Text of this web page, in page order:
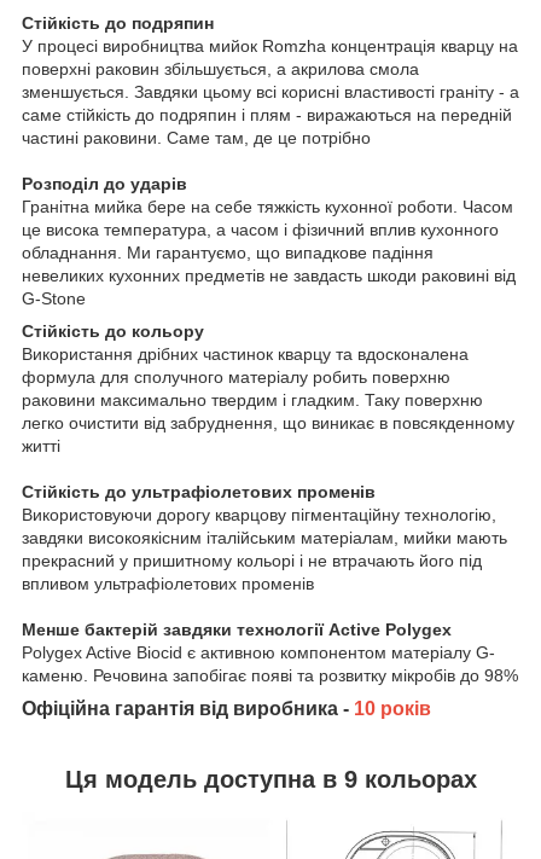
Cтійкість до подряпин
У процесі виробництва мийок Romzha концентрація кварцу на
поверхні раковин збільшується, а акрилова смола
зменшується. Завдяки цьому всі корисні властивості граніту - а
саме стійкість до подряпин і плям - виражаються на передній
частині раковини. Саме там, де це потрібно
Розподіл до ударів
Гранітна мийка бере на себе тяжкість кухонної роботи. Часом
це висока температура, а часом і фізичний вплив кухонного
обладнання. Ми гарантуємо, що випадкове падіння
невеликих кухонних предметів не завдасть шкоди раковині від
G-Stone
Стійкість до кольору
Використання дрібних частинок кварцу та вдосконалена
формула для сполучного матеріалу робить поверхню
раковини максимально твердим і гладким. Таку поверхню
легко очистити від забруднення, що виникає в повсякденному
житті
Стійкість до ультрафіолетових променів
Використовуючи дорогу кварцову пігментаційну технологію,
завдяки високоякісним італійським матеріалам, мийки мають
прекрасний у пришитному кольорі і не втрачають його під
впливом ультрафіолетових променів
Менше бактерій завдяки технології Active Polygex
Polygex Active Biocid є активною компонентом матеріалу G-
каменю. Речовина запобігає появі та розвитку мікробів до 98%
Офіційна гарантія від виробника - 10 років
Ця модель доступна в 9 кольорах